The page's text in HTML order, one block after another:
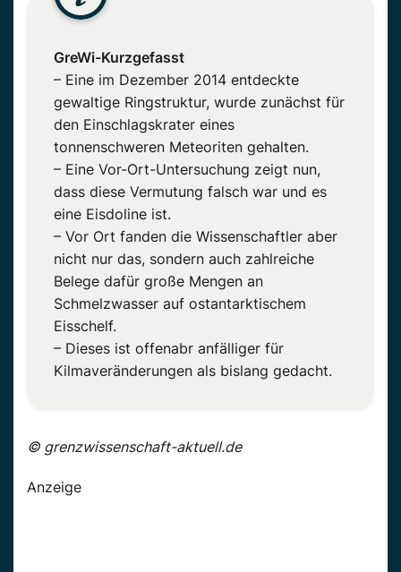
GreWi-Kurzgefasst
– Eine im Dezember 2014 entdeckte
gewaltige Ringstruktur, wurde zunächst für
den Einschlagskrater eines
tonnenschweren Meteoriten gehalten.
– Eine Vor-Ort-Untersuchung zeigt nun,
dass diese Vermutung falsch war und es
eine Eisdoline ist.
– Vor Ort fanden die Wissenschaftler aber
nicht nur das, sondern auch zahlreiche
Belege dafür große Mengen an
Schmelzwasser auf ostantarktischem
Eisschelf.
– Dieses ist offenabr anfälliger für
Kilmaveränderungen als bislang gedacht.
© grenzwissenschaft-aktuell.de
Anzeige